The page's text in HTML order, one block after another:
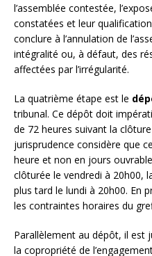
l’assemblée contestée,
constatées et leur
conclure à l’annulation de
intégralité ou, à défaut, des
affectées par l’irrégularité.
La quatrième étape est le
tribunal. Ce dépôt doit
de 72 heures suivant la clôture
jurisprudence considère que
heure et non en jours
clôturée le vendredi à 20h00,
plus tard le lundi à 20h00. En
les contraintes horaires du
Parallèlement au dépôt, il est
la copropriété de